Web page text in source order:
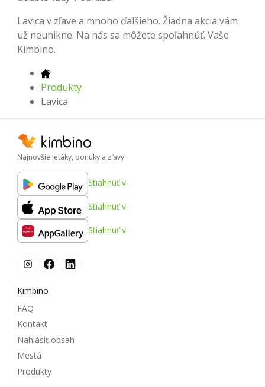
Lavica v zľave a mnoho ďalšieho. Žiadna akcia vám
už neunikne. Na nás sa môžete spoľahnúť. Vaše
Kimbino.
Produkty
Lavica
Najnovšie letáky, ponuky a zľavy
Stiahnuť v
Stiahnuť v
Stiahnuť v
Kimbino
FAQ
Kontakt
Nahlásiť obsah
Mestá
Produkty